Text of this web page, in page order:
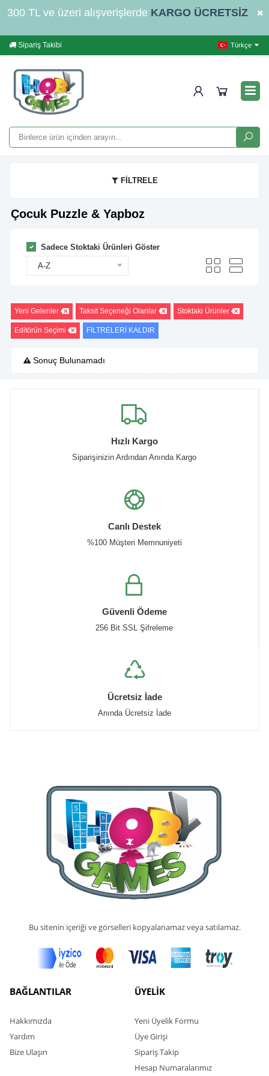
300 TL ve üzeri alışverişlerde KARGO ÜCRETSİZ
Sipariş Takibi Türkçe
FİLTRELE
Çocuk Puzzle & Yapboz
Sadece Stoktaki Ürünleri Göster
A-Z
Yeni Gelenler Taksit Seçeneği Olanlar Stoktaki Ürünler
Editörün Seçimi FİLTRELERİ KALDIR
Sonuç Bulunamadı
Hızlı Kargo
Siparişinizin Ardından Anında Kargo
Canlı Destek
%100 Müşteri Memnuniyeti
Güvenli Ödeme
256 Bit SSL Şifreleme
Ücretsiz İade
Anında Ücretsiz İade
Bu sitenin içeriği ve görselleri kopyalanamaz veya satılamaz.
BAĞLANTILAR
Hakkımızda
Yardım
Bize Ulaşın
ÜYELİK
Yeni Üyelik Formu
Üye Girişi
Sipariş Takip
Hesap Numaralarımız